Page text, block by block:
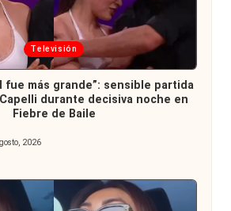
Televisión
fue más grande”: sensible partida
durante decisiva noche en
Fiebre de Baile
2026